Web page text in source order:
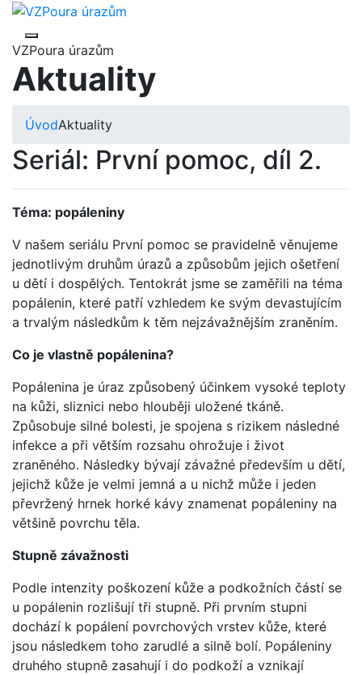
VZPoura úrazům
Aktuality
ÚvodAktuality
Seriál: První pomoc, díl 2.
Téma: popáleniny
V našem seriálu První pomoc se pravidelně věnujeme
jednotlivým druhům úrazů a způsobům jejich ošetření
u dětí i dospělých. Tentokrát jsme se zaměřili na téma
popálenin, které patří vzhledem ke svým devastujícím
a trvalým následkům k těm nejzávažnějším zraněním.
Co je vlastně popálenina?
Popálenina je úraz způsobený účinkem vysoké teploty
na kůži, sliznici nebo hlouběji uložené tkáně.
Způsobuje silné bolesti, je spojena s rizikem následné
infekce a při větším rozsahu ohrožuje i život
zraněného. Následky bývají závažné především u dětí,
jejichž kůže je velmi jemná a u nichž může i jeden
převržený hrnek horké kávy znamenat popáleniny na
většině povrchu těla.
Stupně závažnosti
Podle intenzity poškození kůže a podkožních částí se
u popálenin rozlišují tři stupně. Při prvním stupni
dochází k popálení povrchových vrstev kůže, které
jsou následkem toho zarudlé a silně bolí. Popáleniny
druhého stupně zasahují i do podkoží a vznikají